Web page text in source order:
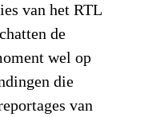
van het RTL
de
wel op
die
van